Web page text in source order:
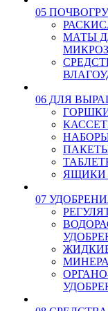
05
МАТЫ
06 ДЛЯ
ЯЩИКИ
07